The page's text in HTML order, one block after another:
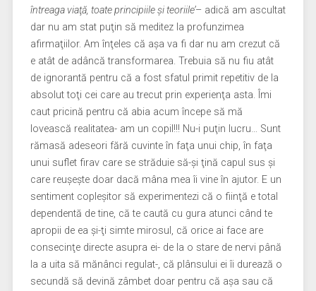
întreaga viaţă, toate principiile şi teoriile’– adică am ascultat
dar nu am stat puţin să meditez la profunzimea
afirmaţiilor. Am înţeles că aşa va fi dar nu am crezut că
e atât de adâncă transformarea. Trebuia să nu fiu atât
de ignorantă pentru că a fost sfatul primit repetitiv de la
absolut toţi cei care au trecut prin experienţa asta. Îmi
caut pricină pentru că abia acum începe să mă
lovească realitatea- am un copil!!! Nu-i puţin lucru… Sunt
rămasă adeseori fără cuvinte în faţa unui chip, în faţa
unui suflet firav care se străduie să-şi ţină capul sus şi
care reuşeşte doar dacă mâna mea îi vine în ajutor. E un
sentiment copleşitor să experimentezi că o fiinţă e total
dependentă de tine, că te caută cu gura atunci când te
apropii de ea şi-ţi simte mirosul, că orice ai face are
consecinţe directe asupra ei- de la o stare de nervi până
la a uita să mănânci regulat-, că plânsului ei îi durează o
secundă să devină zâmbet doar pentru că aşa sau că